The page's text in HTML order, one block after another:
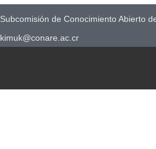
Subcomisión de Conocimiento Abierto
kimuk@conare.ac.cr